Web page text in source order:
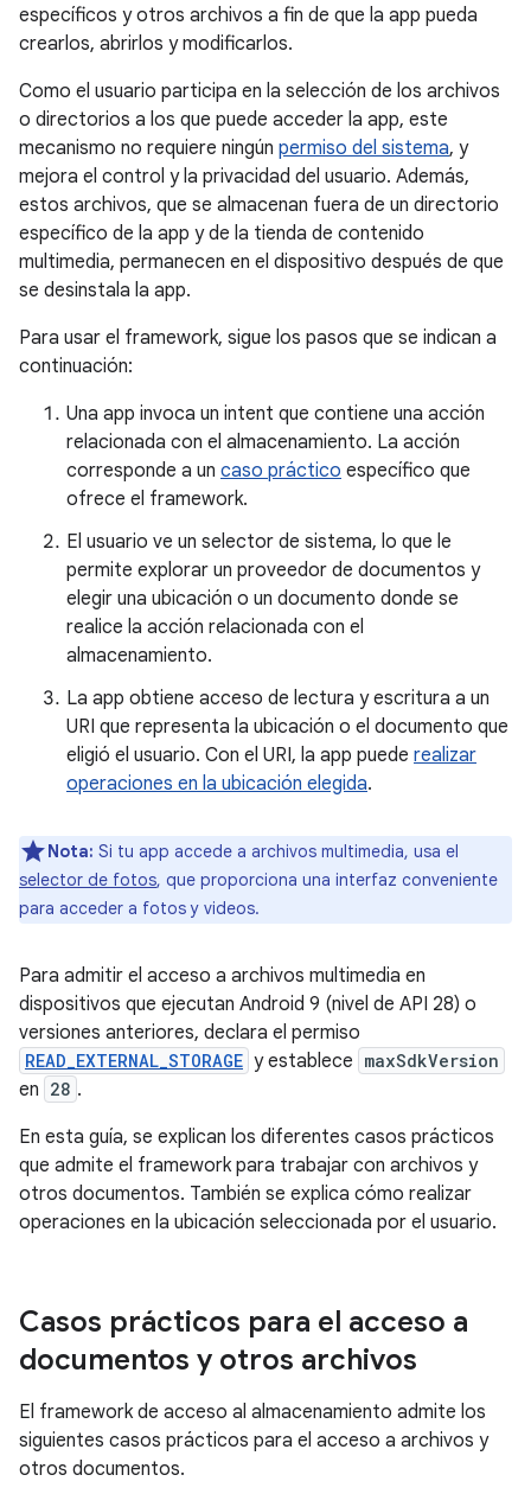
específicos y otros archivos a fin de que la app pueda
crearlos, abrirlos y modificarlos.
Como el usuario participa en la selección de los archivos
o directorios a los que puede acceder la app, este
mecanismo no requiere ningún permiso del sistema, y
mejora el control y la privacidad del usuario. Además,
estos archivos, que se almacenan fuera de un directorio
específico de la app y de la tienda de contenido
multimedia, permanecen en el dispositivo después de que
se desinstala la app.
Para usar el framework, sigue los pasos que se indican a
continuación:
Una app invoca un intent que contiene una acción
relacionada con el almacenamiento. La acción
corresponde a un caso práctico específico que
ofrece el framework.
El usuario ve un selector de sistema, lo que le
permite explorar un proveedor de documentos y
elegir una ubicación o un documento donde se
realice la acción relacionada con el
almacenamiento.
La app obtiene acceso de lectura y escritura a un
URI que representa la ubicación o el documento que
eligió el usuario. Con el URI, la app puede realizar
operaciones en la ubicación elegida.
Nota: Si tu app accede a archivos multimedia, usa el
selector de fotos, que proporciona una interfaz conveniente
para acceder a fotos y videos.
Para admitir el acceso a archivos multimedia en
dispositivos que ejecutan Android 9 (nivel de API 28) o
versiones anteriores, declara el permiso
READ_EXTERNAL_STORAGE y establece maxSdkVersion
en 28 .
En esta guía, se explican los diferentes casos prácticos
que admite el framework para trabajar con archivos y
otros documentos. También se explica cómo realizar
operaciones en la ubicación seleccionada por el usuario.
Casos prácticos para el acceso a
documentos y otros archivos
El framework de acceso al almacenamiento admite los
siguientes casos prácticos para el acceso a archivos y
otros documentos.